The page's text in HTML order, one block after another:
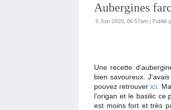
Aubergines
6 Juin 2020, 06:57am | Publié
Une recette
bien savoureux.
pouvez retrouver ici .
l'origan et le basilic ce
est moins fort et très